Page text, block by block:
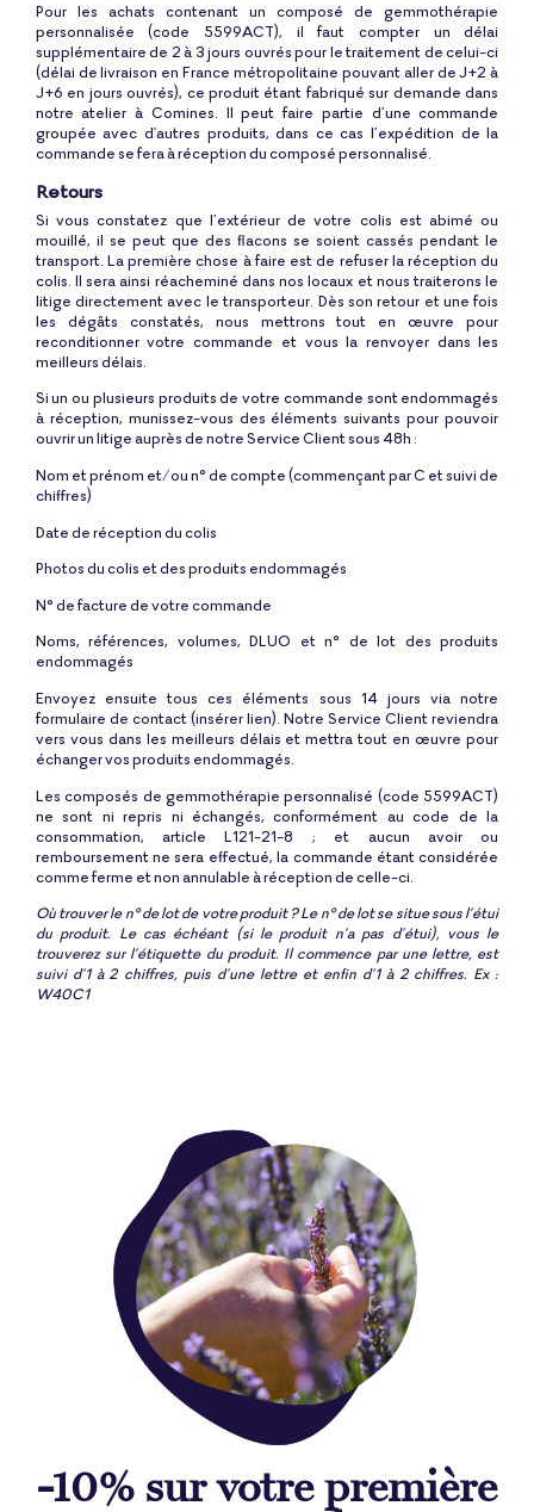
Pour les achats contenant un composé de gemmothérapie
personnalisée (code 5599ACT), il faut compter un délai
supplémentaire de 2 à 3 jours ouvrés pour le traitement de celui-ci
(délai de livraison en France métropolitaine pouvant aller de J+2 à
J+6 en jours ouvrés), ce produit étant fabriqué sur demande dans
notre atelier à Comines. Il peut faire partie d’une commande
groupée avec d'autres produits, dans ce cas l’expédition de la
commande se fera à réception du composé personnalisé.
Retours
Si vous constatez que l’extérieur de votre colis est abimé ou
mouillé, il se peut que des flacons se soient cassés pendant le
transport. La première chose à faire est de refuser la réception du
colis. Il sera ainsi réacheminé dans nos locaux et nous traiterons le
litige directement avec le transporteur. Dès son retour et une fois
les dégâts constatés, nous mettrons tout en œuvre pour
reconditionner votre commande et vous la renvoyer dans les
meilleurs délais.
Si un ou plusieurs produits de votre commande sont endommagés
à réception, munissez-vous des éléments suivants pour pouvoir
ouvrir un litige auprès de notre Service Client sous 48h :
Nom et prénom et/ou n° de compte (commençant par C et suivi de
chiffres)
Date de réception du colis
Photos du colis et des produits endommagés
N° de facture de votre commande
Noms, références, volumes, DLUO et n° de lot des produits
endommagés
Envoyez ensuite tous ces éléments sous 14 jours via notre
formulaire de contact (insérer lien). Notre Service Client reviendra
vers vous dans les meilleurs délais et mettra tout en œuvre pour
échanger vos produits endommagés.
Les composés de gemmothérapie personnalisé (code 5599ACT)
ne sont ni repris ni échangés, conformément au code de la
consommation, article L121-21-8 ; et aucun avoir ou
remboursement ne sera effectué, la commande étant considérée
comme ferme et non annulable à réception de celle-ci.
Où trouver le n° de lot de votre produit ? Le n° de lot se situe sous l’étui
du produit. Le cas échéant (si le produit n’a pas d’étui), vous le
trouverez sur l’étiquette du produit. Il commence par une lettre, est
suivi d’1 à 2 chiffres, puis d’une lettre et enfin d’1 à 2 chiffres. Ex :
W40C1
-10% sur votre première